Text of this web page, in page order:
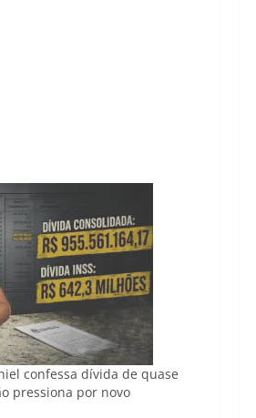
confessa dívida de quase
pressiona por novo